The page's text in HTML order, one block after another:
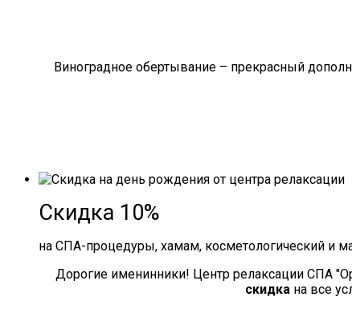
Виноградное обертывание – прекрасный
Скидка 10%
на СПА-процедуры, хамам, косметологический и
Дорогие именинники! Центр релаксации СПА
скидкана все